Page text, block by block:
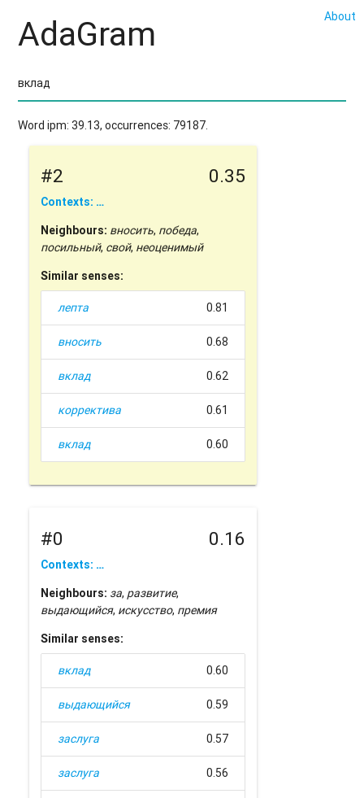
About
AdaGram
Word ipm: 39.13, occurrences: 79187.
#2 0.35
Contexts: …
Neighbours: вносить, победа,
посильный, свой, неоценимый
Similar senses:
лепта 0.81
вносить 0.68
вклад 0.62
корректива 0.61
вклад 0.60
#0 0.16
Contexts: …
Neighbours: за, развитие,
выдающийся, искусство, премия
Similar senses:
вклад 0.60
выдающийся 0.59
заслуга 0.57
заслуга 0.56